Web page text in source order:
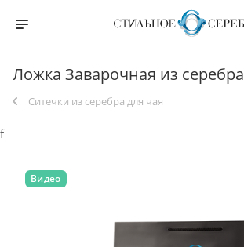
Ложка Заварочная из серебра
Ситечки из серебра для чая
f
Видео